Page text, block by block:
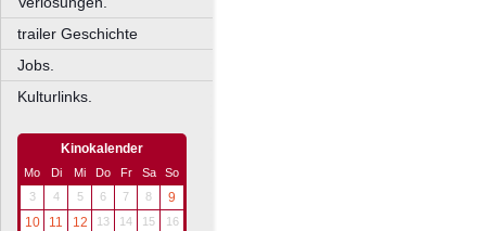
trailer Geschichte
Jobs.
Kulturlinks.
Kinokalender
Mo Di Mi Do Fr Sa
So
3
4 5 6 7 8
9
10
11 12 13 14 15 16